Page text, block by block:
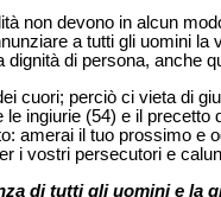
non devono in alcun
a tutti gli uomini
di persona, anche
cuori; perciò ci vieta di
ingiurie (54) e il
amerai il tuo prossimo e
i vostri persecutori e
di tutti gli uomini e la